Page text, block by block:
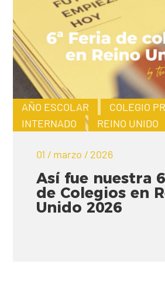
AÑO ESCOLAR
COLEGIO
INTERNADO
REINO UNIDO
01 / marzo / 2026
Así fue nuestra
de Colegios en
Unido 2026